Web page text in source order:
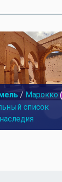
/ Марокко
список